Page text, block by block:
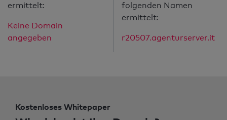
ermittelt:
Keine Domain
angegeben
folgenden Namen
ermittelt:
r20507.agenturserver.it
Kostenloses Whitepaper